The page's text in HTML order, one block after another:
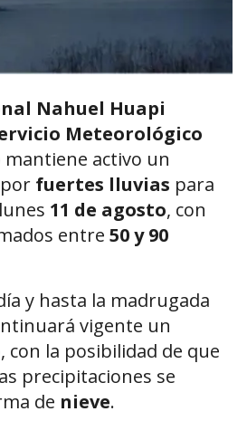
Nahuel Huapi
Meteorológico
mantiene activo un
por fuertes lluvias para
11 de agosto, con
entre 50 y 90
y hasta la madrugada
vigente un
, con la posibilidad de que
precipitaciones se
de nieve.